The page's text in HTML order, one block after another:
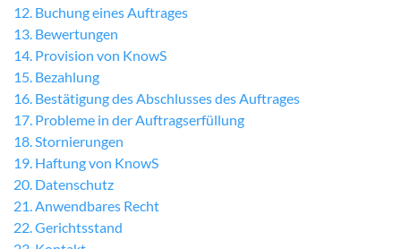
12. Buchung eines Auftrages
13. Bewertungen
14. Provision von KnowS
15. Bezahlung
16. Bestätigung des Abschlusses des Auftrages
17. Probleme in der Auftragserfüllung
18. Stornierungen
19. Haftung von KnowS
20. Datenschutz
21. Anwendbares Recht
22. Gerichtsstand